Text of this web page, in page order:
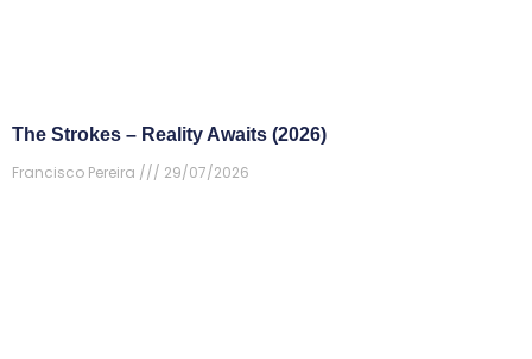
The Strokes – Reality Awaits (2026)
Francisco Pereira
29/07/2026